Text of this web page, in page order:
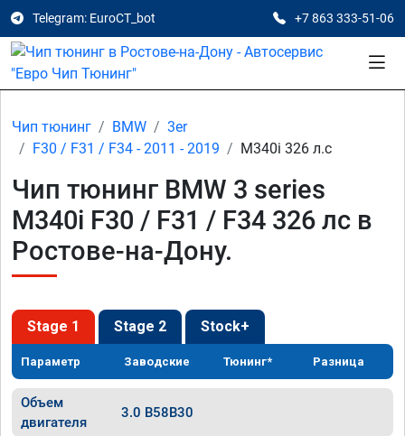
Telegram: EuroCT_bot +7 863 333-51-06
Чип тюнинг BMW
3er
F30 / F31 / F34 - 2011 - 2019
M340i 326 л.с
Чип тюнинг BMW 3 series
M340i F30 / F31 / F34 326 лс в
Ростове-на-Дону.
Stage 1 Stage 2 Stock+
Параметр Заводские Тюнинг* Разница
Объем
двигателя
3.0 B58B30